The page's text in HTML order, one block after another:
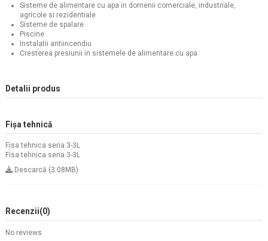
Sisteme de alimentare cu apa in domenii comerciale, industriale,
agricole si rezidentiale
Sisteme de spalare
Piscine
Instalatii antiincendiu
Cresterea presiunii in sistemele de alimentare cu apa
Detalii produs
Fișa tehnică
Fisa tehnica seria 3-3L
Fisa tehnica seria 3-3L
Descarcă (3.08MB)
Recenzii(0)
No reviews